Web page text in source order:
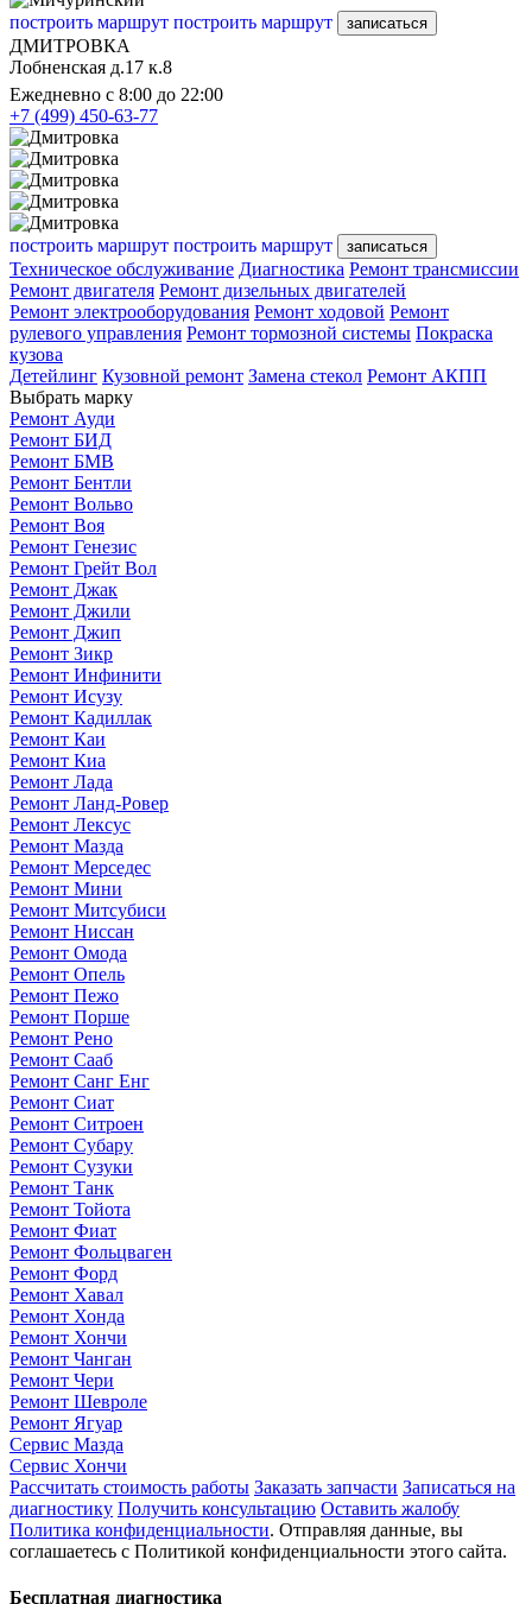
построить маршрут построить маршрут записаться
ДМИТРОВКА
Лобненская д.17 к.8
Ежедневно с 8:00 до 22:00
+7 (499) 450-63-77
построить маршрут построить маршрут записаться
Техническое обслуживание Диагностика Ремонт трансмиссии
Ремонт двигателя Ремонт дизельных двигателей
Ремонт электрооборудования Ремонт ходовой Ремонт
рулевого управления Ремонт тормозной системы Покраска
кузова
Детейлинг Кузовной ремонт Замена стекол Ремонт АКПП
Выбрать марку
Ремонт Ауди
Ремонт БИД
Ремонт БМВ
Ремонт Бентли
Ремонт Вольво
Ремонт Воя
Ремонт Генезис
Ремонт Грейт Вол
Ремонт Джак
Ремонт Джили
Ремонт Джип
Ремонт Зикр
Ремонт Инфинити
Ремонт Исузу
Ремонт Кадиллак
Ремонт Каи
Ремонт Киа
Ремонт Лада
Ремонт Ланд-Ровер
Ремонт Лексус
Ремонт Мазда
Ремонт Мерседес
Ремонт Мини
Ремонт Митсубиси
Ремонт Ниссан
Ремонт Омода
Ремонт Опель
Ремонт Пежо
Ремонт Порше
Ремонт Рено
Ремонт Сааб
Ремонт Санг Енг
Ремонт Сиат
Ремонт Ситроен
Ремонт Субару
Ремонт Сузуки
Ремонт Танк
Ремонт Тойота
Ремонт Фиат
Ремонт Фольцваген
Ремонт Форд
Ремонт Хавал
Ремонт Хонда
Ремонт Хончи
Ремонт Чанган
Ремонт Чери
Ремонт Шевроле
Ремонт Ягуар
Сервис Мазда
Сервис Хончи
Рассчитать стоимость работы Заказать запчасти Записаться на
диагностику Получить консультацию Оставить жалобу
Политика конфиденциальности. Отправляя данные, вы
соглашаетесь с Политикой конфиденциальности этого сайта.
Бесплатная диагностика